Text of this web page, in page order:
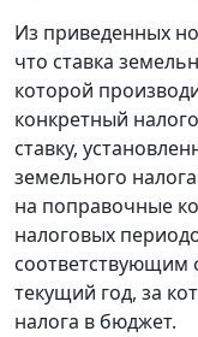
Из приведенных
что ставка
которой
конкретный
ставку,
земельного
на поправочные
налоговых
соответствующим
текущий год, за
налога в бюджет.